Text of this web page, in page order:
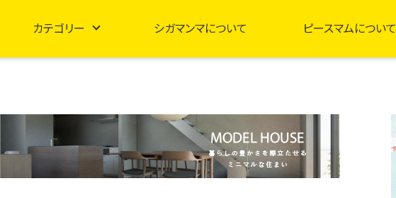
カテゴリー シガマンマについて ピースマムについて